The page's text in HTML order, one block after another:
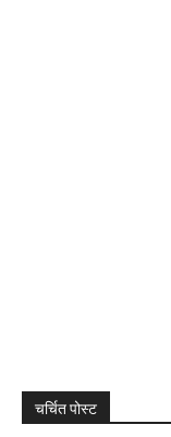
चर्चित पोस्ट